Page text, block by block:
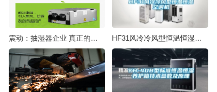
震动：抽湿器企业 真正的强大目标是什么？ HF31风冷冷风型恒温恒湿空调机